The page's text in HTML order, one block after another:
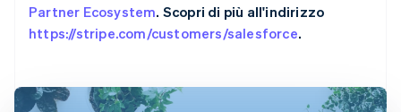
Partner Ecosystem. Scopri di più all'indirizzo
https://stripe.com/customers/salesforce.